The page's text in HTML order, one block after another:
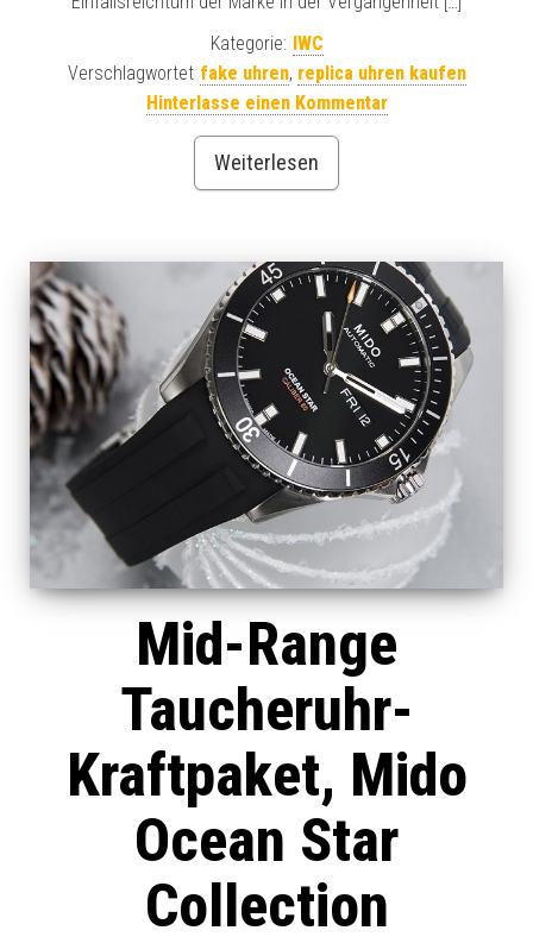
Kategorie: IWC
Verschlagwortet fake uhren, replica uhren kaufen
Hinterlasse einen Kommentar
Weiterlesen
Mid-Range
Taucheruhr-
Kraftpaket, Mido
Ocean Star
Collection